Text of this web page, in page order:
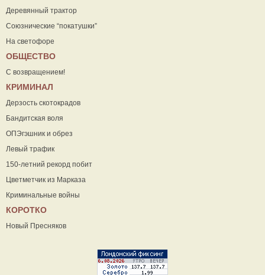
Деревянный трактор
Союзнические “покатушки”
На светофоре
ОБЩЕСТВО
С возвращением!
КРИМИНАЛ
Дерзость скотокрадов
Бандитская воля
ОПЭгэшник и обрез
Левый трафик
150-летний рекорд побит
Цветметчик из Марказа
Криминальные войны
КОРОТКО
Новый Пресняков